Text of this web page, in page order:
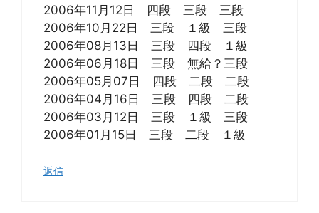
2006年11月12日 四段 三段 三段
2006年10月22日 三段 １級 三段
2006年08月13日 三段 四段 １級
2006年06月18日 三段 無給？三段
2006年05月07日 四段 二段 二段
2006年04月16日 三段 四段 二段
2006年03月12日 三段 １級 三段
2006年01月15日 三段 二段 １級
返信